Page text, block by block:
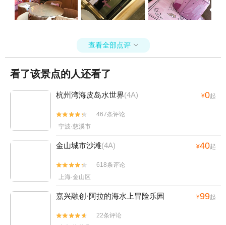
查看全部点评 
看了该景点的人还看了
杭州湾海皮岛水世界(4A) ¥0起


467条评论
宁波·慈溪市
金山城市沙滩(4A) ¥40起


618条评论
上海·金山区
嘉兴融创·阿拉的海水上冒险乐园 ¥99起


22条评论